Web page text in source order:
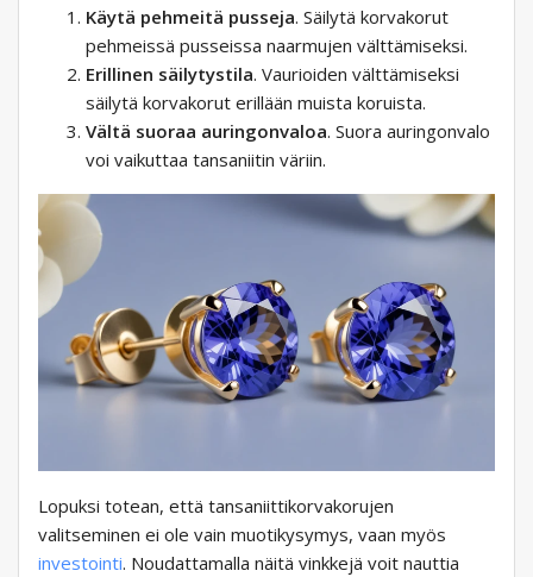
Käytä pehmeitä pusseja. Säilytä korvakorut
pehmeissä pusseissa naarmujen välttämiseksi.
Erillinen säilytystila. Vaurioiden välttämiseksi
säilytä korvakorut erillään muista koruista.
Vältä suoraa auringonvaloa. Suora auringonvalo
voi vaikuttaa tansaniitin väriin.
Lopuksi totean, että tansaniittikorvakorujen
valitseminen ei ole vain muotikysymys, vaan myös
investointi. Noudattamalla näitä vinkkejä voit nauttia